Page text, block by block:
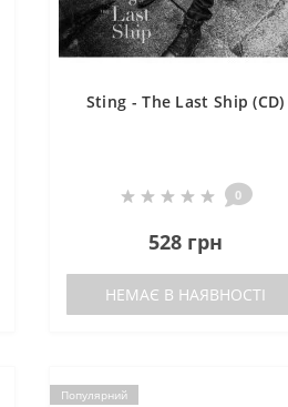
Sting - The Last Ship (CD)
0
528 грн
НЕМАЄ В НАЯВНОСТІ
Популярний